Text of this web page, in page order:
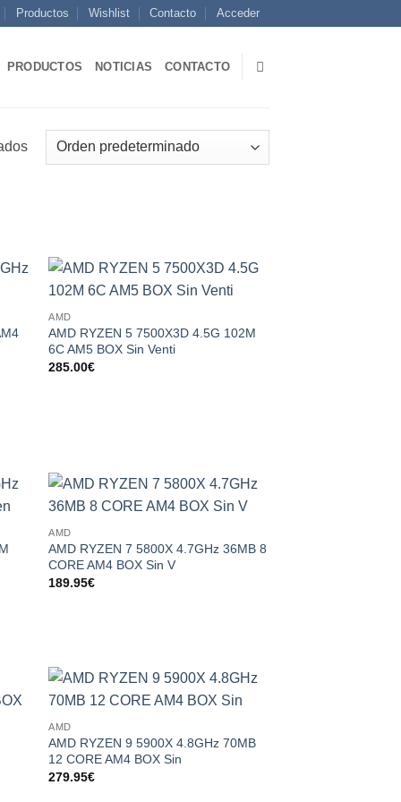
Productos Wishlist Contacto Acceder
PRODUCTOS NOTICIAS CONTACTO
AMD
AMD RYZEN 5 7500X3D 4.5G 102M
6C AM5 BOX Sin Venti
285.00€
AMD
AMD RYZEN 7 5800X 4.7GHz 36MB 8
CORE AM4 BOX Sin V
189.95€
AMD
AMD RYZEN 9 5900X 4.8GHz 70MB
12 CORE AM4 BOX Sin
279.95€